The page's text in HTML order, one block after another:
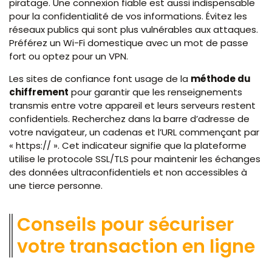
piratage. Une connexion fiable est aussi indispensable
pour la confidentialité de vos informations. Évitez les
réseaux publics qui sont plus vulnérables aux attaques.
Préférez un Wi-Fi domestique avec un mot de passe
fort ou optez pour un VPN.
Les sites de confiance font usage de la méthode du
chiffrement pour garantir que les renseignements
transmis entre votre appareil et leurs serveurs restent
confidentiels. Recherchez dans la barre d’adresse de
votre navigateur, un cadenas et l’URL commençant par
« https:// ». Cet indicateur signifie que la plateforme
utilise le protocole SSL/TLS pour maintenir les échanges
des données ultraconfidentiels et non accessibles à
une tierce personne.
Conseils pour sécuriser
votre transaction en ligne